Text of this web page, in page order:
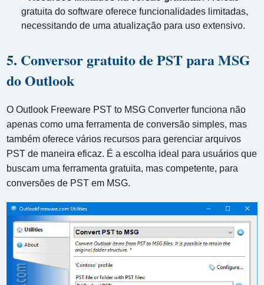
gratuita do software oferece funcionalidades limitadas,
necessitando de uma atualização para uso extensivo.
5. Conversor gratuito de PST para MSG
do Outlook
O Outlook Freeware PST to MSG Converter funciona não
apenas como uma ferramenta de conversão simples, mas
também oferece vários recursos para gerenciar arquivos
PST de maneira eficaz. É a escolha ideal para usuários que
buscam uma ferramenta gratuita, mas competente, para
conversões de PST em MSG.